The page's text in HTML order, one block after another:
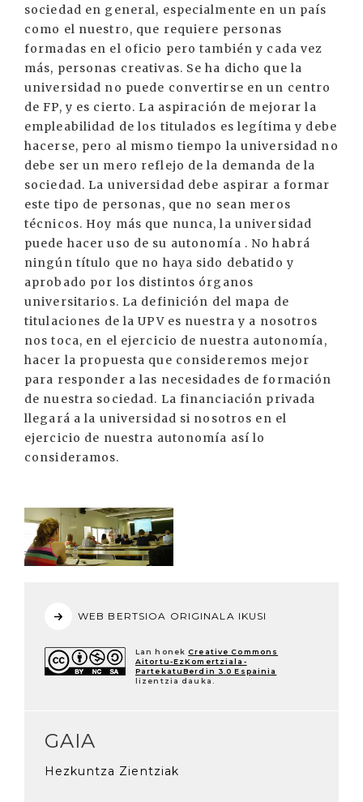
sociedad en general, especialmente en un país
como el nuestro, que requiere personas
formadas en el oficio pero también y cada vez
más, personas creativas. Se ha dicho que la
universidad no puede convertirse en un centro
de FP, y es cierto. La aspiración de mejorar la
empleabilidad de los titulados es legítima y debe
hacerse, pero al mismo tiempo la universidad no
debe ser un mero reflejo de la demanda de la
sociedad. La universidad debe aspirar a formar
este tipo de personas, que no sean meros
técnicos. Hoy más que nunca, la universidad
puede hacer uso de su autonomía . No habrá
ningún título que no haya sido debatido y
aprobado por los distintos órganos
universitarios. La definición del mapa de
titulaciones de la UPV es nuestra y a nosotros
nos toca, en el ejercicio de nuestra autonomía,
hacer la propuesta que consideremos mejor
para responder a las necesidades de formación
de nuestra sociedad. La financiación privada
llegará a la universidad si nosotros en el
ejercicio de nuestra autonomía así lo
consideramos.
WEB BERTSIOA ORIGINALA IKUSI
Lan honek Creative Commons
Aitortu-EzKomertziala-
PartekatuBerdin 3.0 Espainia
lizentzia dauka.
GAIA
Hezkuntza Zientziak